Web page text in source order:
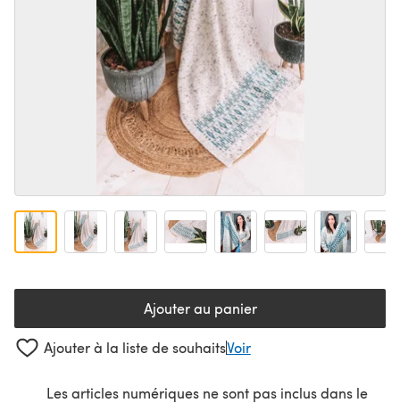
Ajouter au panier
Ajouter à la liste de souhaitsVoir
Les articles numériques ne sont pas inclus dans le